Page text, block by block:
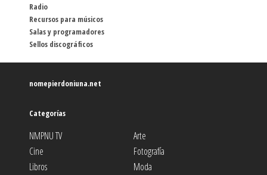
Radio
Recursos para músicos
Salas y programadores
Sellos discográficos
nomepierdoniuna.net
Categorías
NMPNU TV
Arte
Cine
Fotografía
Libros
Moda